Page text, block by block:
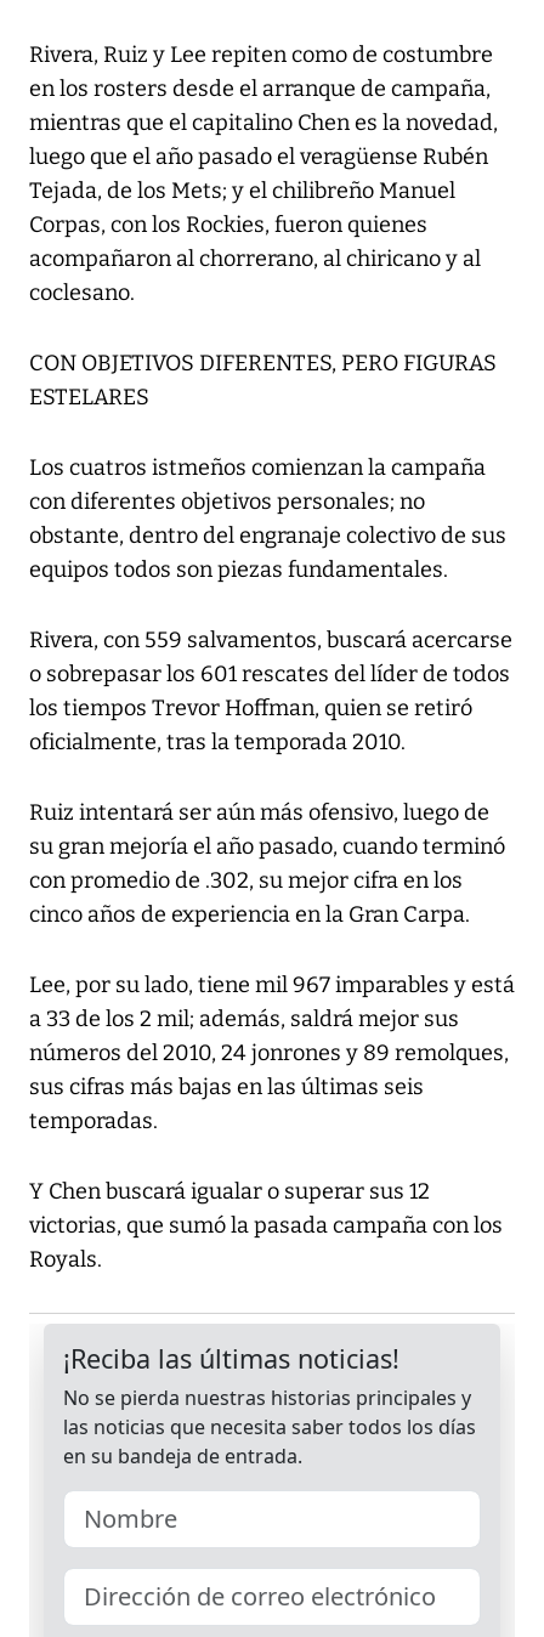
Rivera, Ruiz y Lee repiten como de costumbre
en los rosters desde el arranque de campaña,
mientras que el capitalino Chen es la novedad,
luego que el año pasado el veragüense Rubén
Tejada, de los Mets; y el chilibreño Manuel
Corpas, con los Rockies, fueron quienes
acompañaron al chorrerano, al chiricano y al
coclesano.
CON OBJETIVOS DIFERENTES, PERO FIGURAS
ESTELARES
Los cuatros istmeños comienzan la campaña
con diferentes objetivos personales; no
obstante, dentro del engranaje colectivo de sus
equipos todos son piezas fundamentales.
Rivera, con 559 salvamentos, buscará acercarse
o sobrepasar los 601 rescates del líder de todos
los tiempos Trevor Hoffman, quien se retiró
oficialmente, tras la temporada 2010.
Ruiz intentará ser aún más ofensivo, luego de
su gran mejoría el año pasado, cuando terminó
con promedio de .302, su mejor cifra en los
cinco años de experiencia en la Gran Carpa.
Lee, por su lado, tiene mil 967 imparables y está
a 33 de los 2 mil; además, saldrá mejor sus
números del 2010, 24 jonrones y 89 remolques,
sus cifras más bajas en las últimas seis
temporadas.
Y Chen buscará igualar o superar sus 12
victorias, que sumó la pasada campaña con los
Royals.